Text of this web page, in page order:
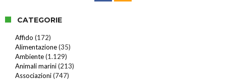
CATEGORIE
Affido (172)
Alimentazione(35)
Ambiente(1.129)
Animali marini(213)
Associazioni(747)